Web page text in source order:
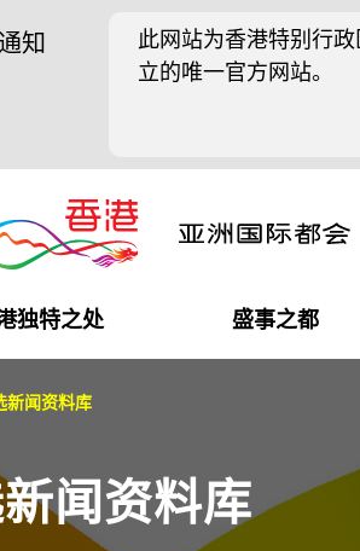
知
此网站为香港特别行
立的唯一官方网站。
独特之处 盛事之都
精选
@中国内地
@中东
@粤港澳大湾区
新闻资料库
闻资料库